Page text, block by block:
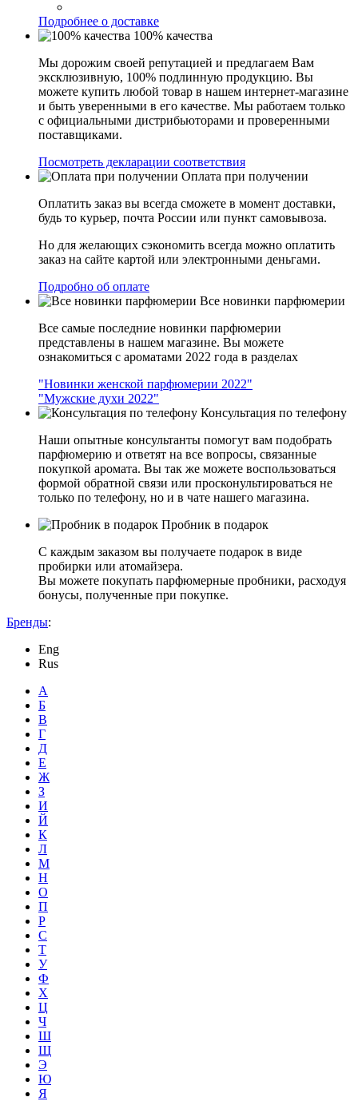
Подробнее о доставке
100% качества
Мы дорожим своей репутацией и предлагаем Вам
эксклюзивную, 100% подлинную продукцию. Вы
можете купить любой товар в нашем интернет-магазине
и быть уверенными в его качестве. Мы работаем только
с официальными дистрибьюторами и проверенными
поставщиками.
Посмотреть декларации соответствия
Оплата при получении
Оплатить заказ вы всегда сможете в момент доставки,
будь то курьер, почта России или пункт самовывоза.
Но для желающих сэкономить всегда можно оплатить
заказ на сайте картой или электронными деньгами.
Подробно об оплате
Все новинки парфюмерии
Все самые последние новинки парфюмерии
представлены в нашем магазине. Вы можете
ознакомиться с ароматами 2022 года в разделах
"Новинки женской парфюмерии 2022"
"Мужские духи 2022"
Консультация по телефону
Наши опытные консультанты помогут вам подобрать
парфюмерию и ответят на все вопросы, связанные
покупкой аромата. Вы так же можете воспользоваться
формой обратной связи или просконультироваться не
только по телефону, но и в чате нашего магазина.
Пробник в подарок
С каждым заказом вы получаете подарок в виде
пробирки или атомайзера.
Вы можете покупать парфюмерные пробники, расходуя
бонусы, полученные при покупке.
Бренды:
Eng
Rus
А
Б
В
Г
Д
Е
Ж
З
И
Й
К
Л
М
Н
О
П
Р
С
Т
У
Ф
Х
Ц
Ч
Ш
Щ
Э
Ю
Я